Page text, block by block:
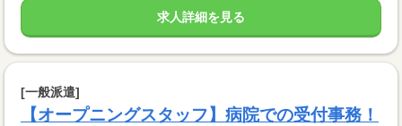
求人詳細を見る
[一般派遣]
【オープニングスタッフ】病院での受付事務！